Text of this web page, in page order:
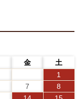
金
土
1
7
8